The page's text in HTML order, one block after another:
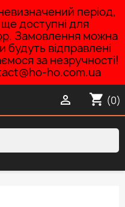
період,
ще доступні для
. Замовлення можна
будуть відправлені
за незручності!
ho.com.ua
shopping_cart (0)
